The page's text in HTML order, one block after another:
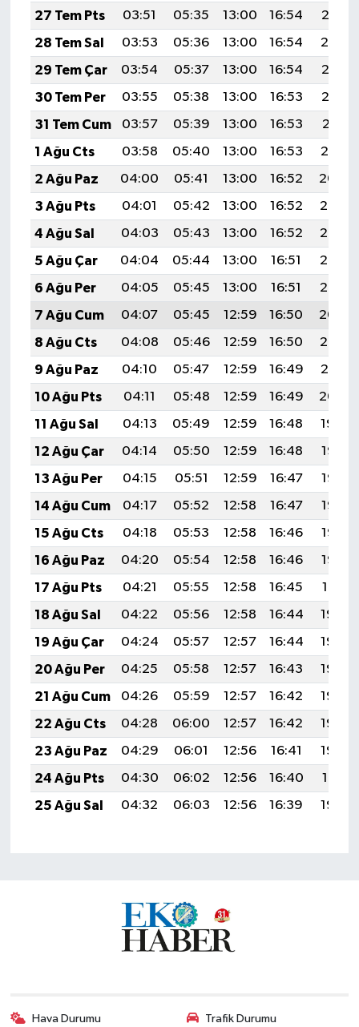
27 Tem Pts
03:51 05:35 13:00 16:54
20:15
28 Tem Sal
03:53 05:36 13:00 16:54
20:14
29 Tem Çar
03:54 05:37 13:00 16:54
20:13
30 Tem Per
03:55 05:38 13:00 16:53
20:12
31 Tem Cum
03:57 05:39 13:00 16:53
20:11
1 Ağu Cts
03:58 05:40 13:00 16:53
20:10
2 Ağu Paz
04:00 05:41 13:00 16:52
20:09
3 Ağu Pts
04:01 05:42 13:00 16:52
20:08
4 Ağu Sal
04:03 05:43 13:00 16:52
20:07
5 Ağu Çar
04:04 05:44 13:00 16:51
20:06
6 Ağu Per
04:05 05:45 13:00 16:51
20:05
7 Ağu Cum
04:07 05:45 12:59 16:50
20:04
8 Ağu Cts
04:08 05:46 12:59 16:50
20:02
9 Ağu Paz
04:10 05:47 12:59 16:49
20:01
10 Ağu Pts
04:11 05:48 12:59 16:49
20:00
11 Ağu Sal
04:13 05:49 12:59 16:48
19:59
12 Ağu Çar
04:14 05:50 12:59 16:48
19:57
13 Ağu Per
04:15 05:51 12:59 16:47
19:56
14 Ağu Cum
04:17 05:52 12:58 16:47
19:55
15 Ağu Cts
04:18 05:53 12:58 16:46
19:53
16 Ağu Paz
04:20 05:54 12:58 16:46
19:52
17 Ağu Pts
04:21 05:55 12:58 16:45
19:51
18 Ağu Sal
04:22 05:56 12:58 16:44
19:49
19 Ağu Çar
04:24 05:57 12:57 16:44
19:48
20 Ağu Per
04:25 05:58 12:57 16:43
19:46
21 Ağu Cum
04:26 05:59 12:57 16:42
19:45
22 Ağu Cts
04:28 06:00 12:57 16:42
19:44
23 Ağu Paz
04:29 06:01 12:56 16:41
19:42
24 Ağu Pts
04:30 06:02 12:56 16:40
19:41
25 Ağu Sal
04:32 06:03 12:56 16:39 19:39
Hava Durumu Trafik Durumu